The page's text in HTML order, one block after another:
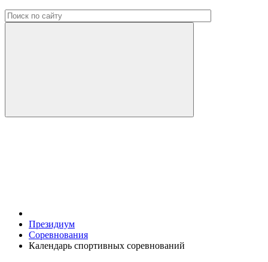
Президиум
Соревнования
Календарь спортивных соревнований